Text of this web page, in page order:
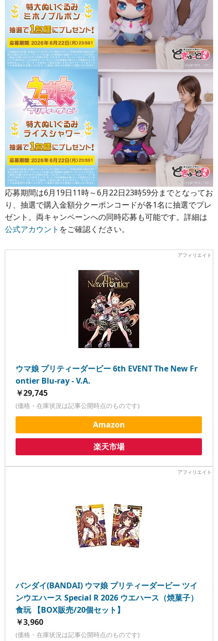
応募期間は6月19日11時～6月22日23時59分までとなってお
り、抽選で購入金額分クーポンコードが各1名に抽選でプレ
ゼント。両キャンペーンへの同時応募も可能です。詳細は
公式アカウント をご確認ください。
ウマ娘 プリティーダービー 6th EVENT The New Fr
ontier Blu-ray - V.A.
￥29,745
(価格・在庫状況は記事公開時点のものです)
Amazon
楽天市場
バンダイ(BANDAI) ウマ娘 プリティーダービー ツイ
ンウエハース Special R 2026 ウエハース（焼菓子）
食玩 【BOX販売/20個セット】
￥3,960
(価格・在庫状況は記事公開時点のものです)